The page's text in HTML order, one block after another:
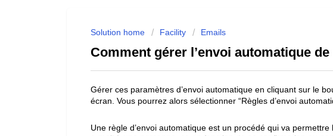
Solution home Facility Emails
Comment gérer l’envoi automatique
Gérer ces paramètres d’envoi automatique en cliquant sur le
écran. Vous pourrez alors sélectionner “Règles d’envoi
Une règle d’envoi automatique est un procédé qui va permettre